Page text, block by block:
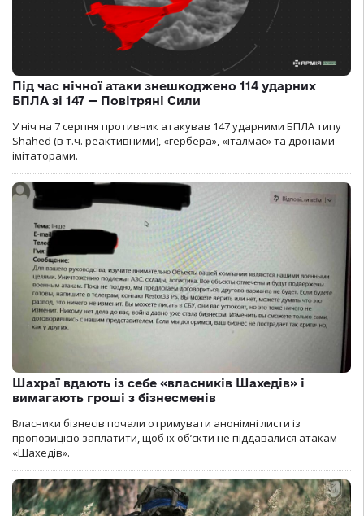
Під час нічної атаки знешкоджено 114 ударних
БПЛА зі 147 — Повітряні Сили
У ніч на 7 серпня противник атакував 147 ударними БПЛА типу
Shahed (в т.ч. реактивними), «гербера», «італмас» та дронами-
імітаторами.
Шахраї вдають із себе «власників Шахедів» і
вимагають гроші з бізнесменів
Власники бізнесів почали отримувати анонімні листи із
пропозицією заплатити, щоб їх об’єкти не піддавалися атакам
«Шахедів».